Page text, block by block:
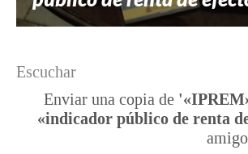
Escuchar
Enviar una copia de
«indicador público de renta
amigo